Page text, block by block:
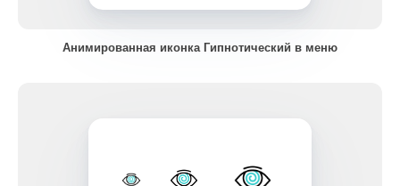
Анимированная иконка Гипнотический в меню